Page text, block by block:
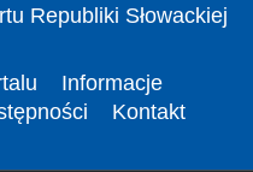
Republiki Słowackiej
Informacje
Kontakt